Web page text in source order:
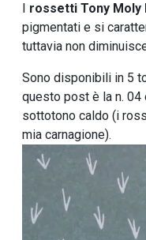
rossetti Tony Moly
pigmentati e si
tuttavia non
Sono disponibili in 5
questo post è la n.
sottotono caldo (i
mia carnagione).